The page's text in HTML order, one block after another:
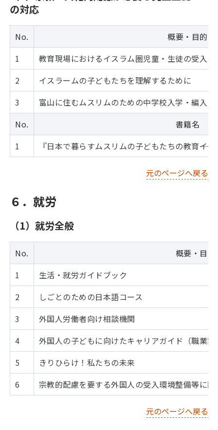
の対応
No.
概要・目的
1
教育現場におけるイスラム圏児童・生徒の受入
2
イスラームの子どもたちを理解するために
3
富山に住むムスリムのための中学校入学・編入ガ
No.
書籍名
1
『日本で暮らすムスリムの子どもたちの教育――イ
元のページへ戻る
６．就労
（1）就労全般
No.
概要・目的
1
生活・就労ガイドブック
2
しごとのための日本語コース
3
外国人労働者向け相談機関
4
外国人の子どもに向けたキャリアガイド（職業案
5
きりひらけ！私たちの未来
6
宗教的配慮を要する外国人の受入環境整備等に関
元のページへ戻る